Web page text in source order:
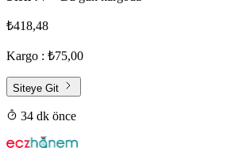
₺418,48
Kargo : ₺75,00
Siteye Git
34 dk önce